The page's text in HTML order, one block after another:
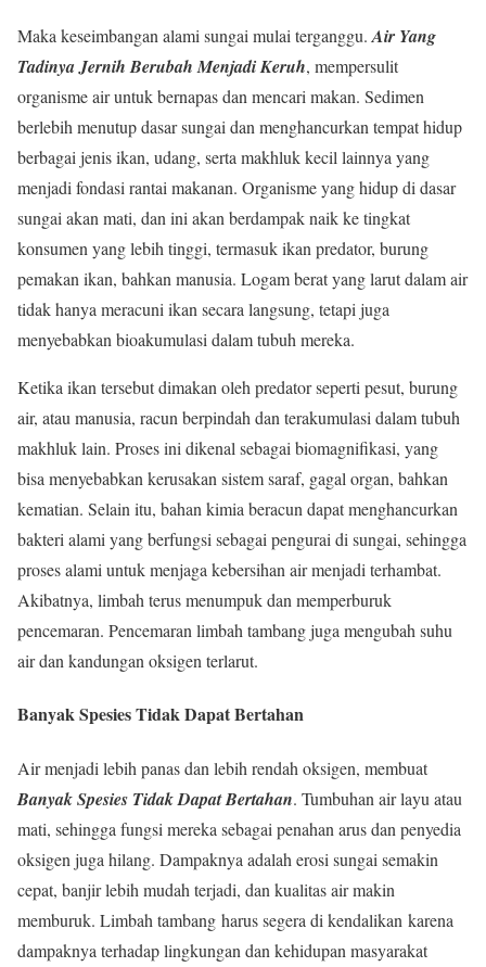
Maka keseimbangan alami sungai mulai terganggu. Air Yang
Tadinya Jernih Berubah Menjadi Keruh, mempersulit
organisme air untuk bernapas dan mencari makan. Sedimen
berlebih menutup dasar sungai dan menghancurkan tempat hidup
berbagai jenis ikan, udang, serta makhluk kecil lainnya yang
menjadi fondasi rantai makanan. Organisme yang hidup di dasar
sungai akan mati, dan ini akan berdampak naik ke tingkat
konsumen yang lebih tinggi, termasuk ikan predator, burung
pemakan ikan, bahkan manusia. Logam berat yang larut dalam air
tidak hanya meracuni ikan secara langsung, tetapi juga
menyebabkan bioakumulasi dalam tubuh mereka.
Ketika ikan tersebut dimakan oleh predator seperti pesut, burung
air, atau manusia, racun berpindah dan terakumulasi dalam tubuh
makhluk lain. Proses ini dikenal sebagai biomagnifikasi, yang
bisa menyebabkan kerusakan sistem saraf, gagal organ, bahkan
kematian. Selain itu, bahan kimia beracun dapat menghancurkan
bakteri alami yang berfungsi sebagai pengurai di sungai, sehingga
proses alami untuk menjaga kebersihan air menjadi terhambat.
Akibatnya, limbah terus menumpuk dan memperburuk
pencemaran. Pencemaran limbah tambang juga mengubah suhu
air dan kandungan oksigen terlarut.
Banyak Spesies Tidak Dapat Bertahan
Air menjadi lebih panas dan lebih rendah oksigen, membuat
Banyak Spesies Tidak Dapat Bertahan. Tumbuhan air layu atau
mati, sehingga fungsi mereka sebagai penahan arus dan penyedia
oksigen juga hilang. Dampaknya adalah erosi sungai semakin
cepat, banjir lebih mudah terjadi, dan kualitas air makin
memburuk. Limbah tambang harus segera di kendalikan karena
dampaknya terhadap lingkungan dan kehidupan masyarakat